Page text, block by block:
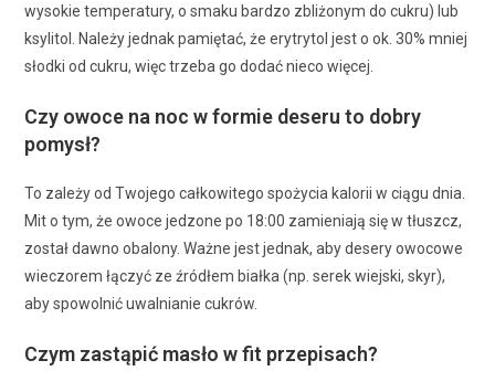
wysokie temperatury, o smaku bardzo zbliżonym do cukru) lub
ksylitol. Należy jednak pamiętać, że erytrytol jest o ok. 30% mniej
słodki od cukru, więc trzeba go dodać nieco więcej.
Czy owoce na noc w formie deseru to dobry
pomysł?
To zależy od Twojego całkowitego spożycia kalorii w ciągu dnia.
Mit o tym, że owoce jedzone po 18:00 zamieniają się w tłuszcz,
został dawno obalony. Ważne jest jednak, aby desery owocowe
wieczorem łączyć ze źródłem białka (np. serek wiejski, skyr),
aby spowolnić uwalnianie cukrów.
Czym zastąpić masło w fit przepisach?